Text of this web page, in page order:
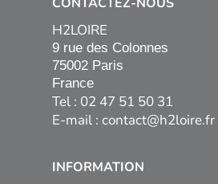
CONTACTEZ-NOUS
H2LOIRE
9 rue des Colonnes
75002 Paris
France
Tel : 02 47 51 50 31
E-mail : contact@h2loire.fr
INFORMATION